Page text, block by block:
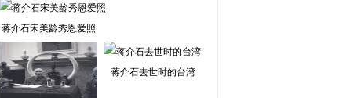
蒋介石宋美龄秀恩爱照
蒋介石去世时的台湾